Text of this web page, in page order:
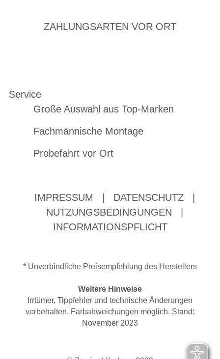
ZAHLUNGSARTEN VOR ORT
Service
Große Auswahl aus Top-Marken
Fachmännische Montage
Probefahrt vor Ort
IMPRESSUM DATENSCHUTZ
NUTZUNGSBEDINGUNGEN
INFORMATIONSPFLICHT
* Unverbindliche Preisempfehlung des Herstellers
Weitere Hinweise
Irrtümer, Tippfehler und technische Änderungen
vorbehalten. Farbabweichungen möglich. Stand:
November 2023